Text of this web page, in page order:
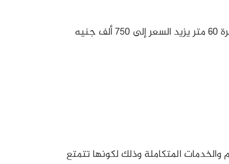
تبلغ أسعار مقابر طريق الواحات اكتوبر 450 ألف جنيه للمقبرة بمساحة 40 متر، أما إذا كانت مساحة المقبرة 60 متر يزيد السعر إلى 750 ألف جنيه
المتكاملة وذلك لكونها تتمتع